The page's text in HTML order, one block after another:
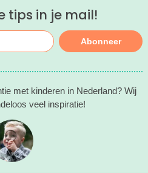
tips in je mail!
Abonneer
met kinderen in Nederland? Wij
veel inspiratie!